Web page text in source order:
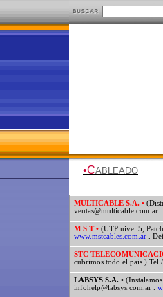
•CABLEADO
MULTICABLE S.A. •
ventas@multicable.com.ar .
M S T • (UTP nivel 5,
www.mstcables.com.ar .
STC
cubrimos todo el
LABSYS S.A. •
infohelp@labsys.com.ar .